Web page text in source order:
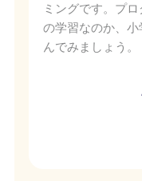
ミングです。プ
の学習なのか、
んでみましょう。